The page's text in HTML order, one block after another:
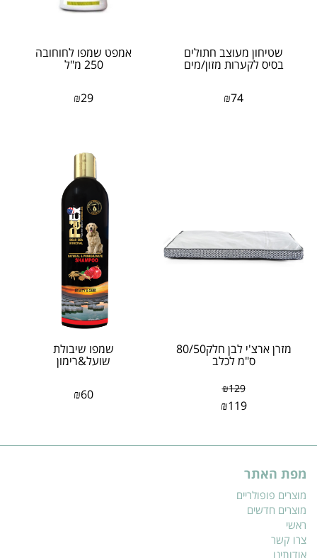
שטיחון מעוצב חתולים
בסיס לקערות מזון/מים
₪74
אמפט שמפו לחוחובה
250 מ"ל
₪29
מזרן ארצ'י לבן חלק80/50
ס"מ לכלב
₪129
₪119
שמפו שיבולת
שועל&רימון
₪60
מפת האתר
מוצרים פופולריים
מוצרים חדשים
ראשי
צרו קשר
אודותינו